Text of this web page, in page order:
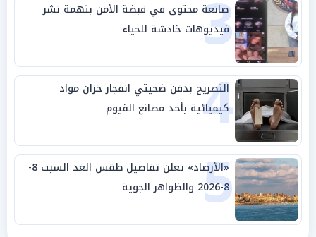
3
صانعة محتوى في قبضة الأمن بتهمة نشر
فيديوهات خادشة للحياء
4
التصريح بدفن ضحيتي انفجار خزان مواد
كيميائية بأحد مصانع الفيوم
5
«الأرصاد» تعلن تفاصيل طقس الغد السبت 8-
8-2026 والظواهر الجوية